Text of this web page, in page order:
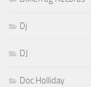
Dj
DJ
Doc Holliday